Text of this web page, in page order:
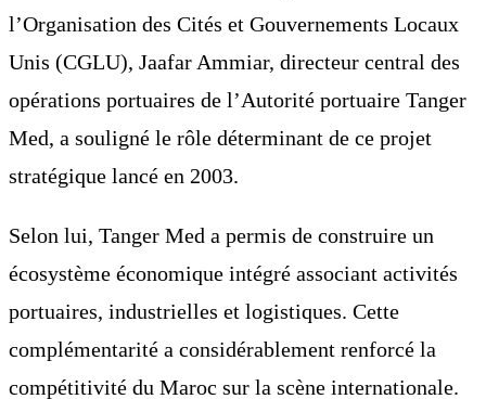
l’Organisation des Cités et Gouvernements Locaux
Unis (CGLU), Jaafar Ammiar, directeur central des
opérations portuaires de l’Autorité portuaire Tanger
Med, a souligné le rôle déterminant de ce projet
stratégique lancé en 2003.
Selon lui, Tanger Med a permis de construire un
écosystème économique intégré associant activités
portuaires, industrielles et logistiques. Cette
complémentarité a considérablement renforcé la
compétitivité du Maroc sur la scène internationale.